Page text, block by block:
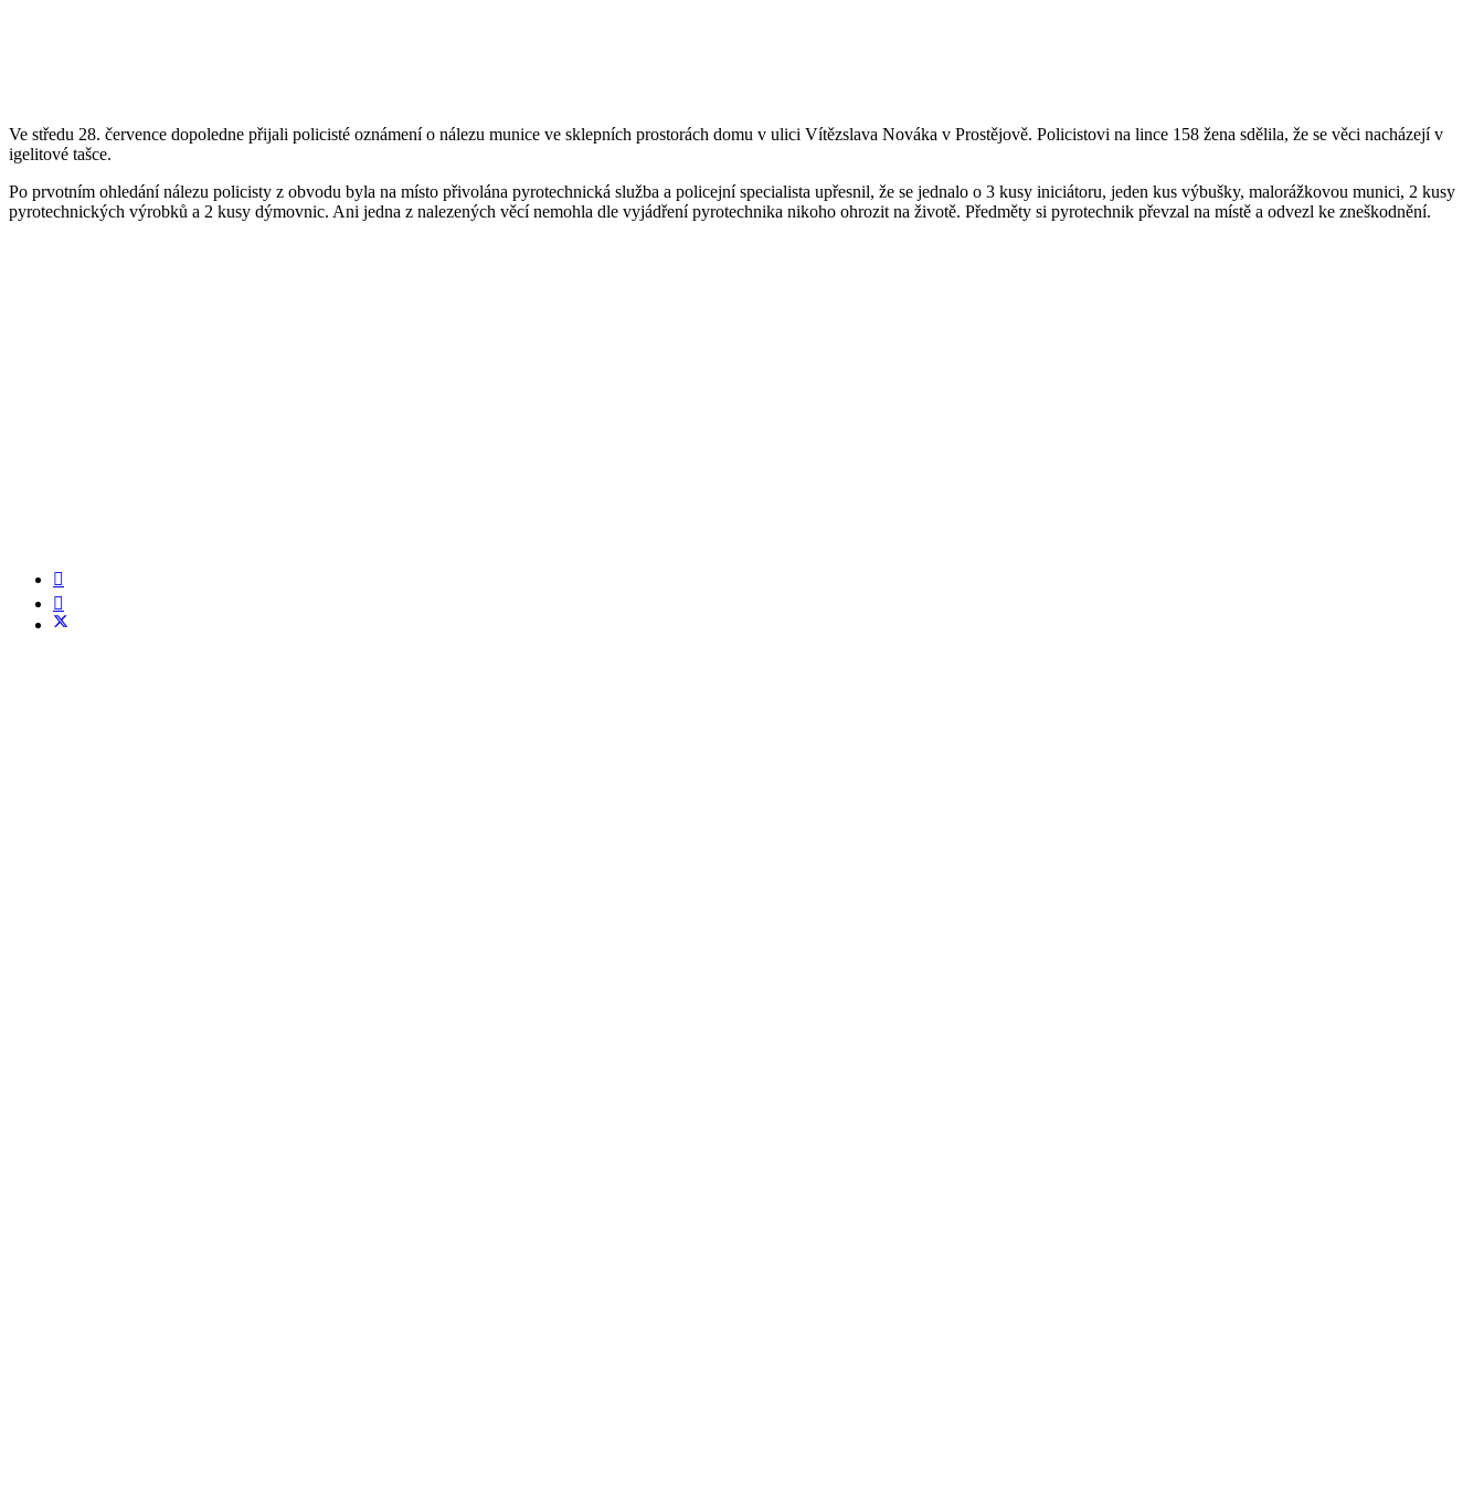
Ve středu 28. července dopoledne přijali policisté oznámení o nálezu munice ve sklepních prostorách domu v ulici Vítězslava Nováka v Prostějově. Policistovi na lince 158 žena sdělila, že se věci nacházejí v
igelitové tašce.
Po prvotním ohledání nálezu policisty z obvodu byla na místo přivolána pyrotechnická služba a policejní specialista upřesnil, že se jednalo o 3 kusy iniciátoru, jeden kus výbušky, malorážkovou munici, 2 kusy
pyrotechnických výrobků a 2 kusy dýmovnic. Ani jedna z nalezených věcí nemohla dle vyjádření pyrotechnika nikoho ohrozit na životě. Předměty si pyrotechnik převzal na místě a odvezl ke zneškodnění.